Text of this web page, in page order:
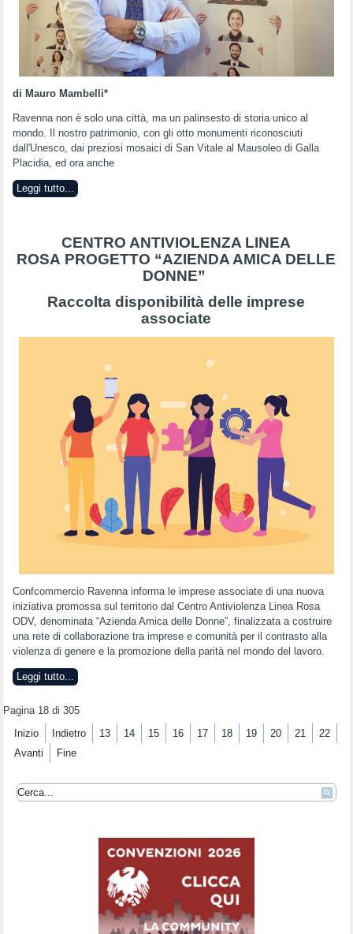
di Mauro Mambelli*
​Ravenna non è solo una città, ma un palinsesto di storia unico al
mondo. Il nostro patrimonio, con gli otto monumenti riconosciuti
dall'Unesco, dai preziosi mosaici di San Vitale al Mausoleo di Galla
Placidia, ed ora anche
Leggi tutto...
CENTRO ANTIVIOLENZA LINEA
ROSA PROGETTO “AZIENDA AMICA DELLE
DONNE”
Raccolta disponibilità delle imprese
associate
Confcommercio Ravenna informa le imprese associate di una nuova
iniziativa promossa sul territorio dal Centro Antiviolenza Linea Rosa
ODV, denominata “Azienda Amica delle Donne”, finalizzata a costruire
una rete di collaborazione tra imprese e comunità per il contrasto alla
violenza di genere e la promozione della parità nel mondo del lavoro.
Leggi tutto...
Pagina 18 di 305
Inizio
Indietro 13 14 15 16 17 18 19 20 21
22
Avanti
Fine